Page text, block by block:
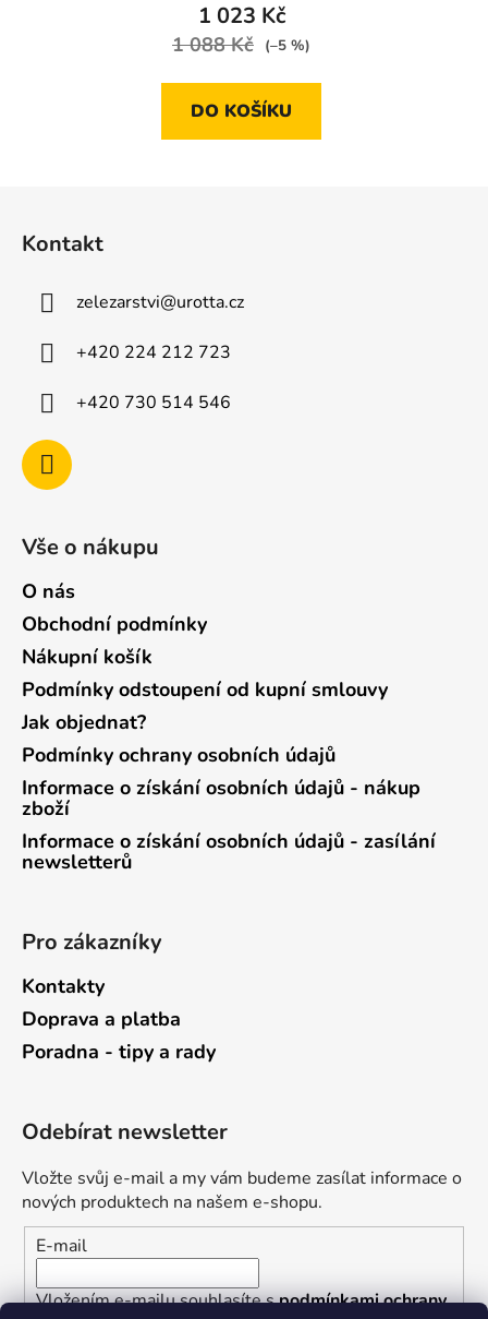
1 023 Kč
1 088 Kč (–5 %)
DO KOŠÍKU
Kontakt
zelezarstvi@urotta.cz
+420 224 212 723
+420 730 514 546
Vše o nákupu
O nás
Obchodní podmínky
Nákupní košík
Podmínky odstoupení od kupní smlouvy
Jak objednat?
Podmínky ochrany osobních údajů
Informace o získání osobních údajů - nákup
zboží
Informace o získání osobních údajů - zasílání
newsletterů
Pro zákazníky
Kontakty
Doprava a platba
Poradna - tipy a rady
Odebírat newsletter
Vložte svůj e-mail a my vám budeme zasílat informace o
nových produktech na našem e-shopu.
E-mail
Vložením e-mailu souhlasíte spodmínkami ochrany